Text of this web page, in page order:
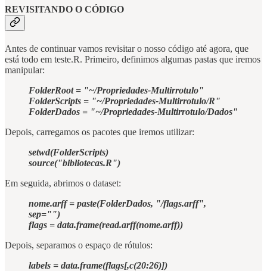
REVISITANDO O CÓDIGO
Antes de continuar vamos revisitar o nosso código até agora, que
está todo em teste.R. Primeiro, definimos algumas pastas que iremos
manipular:
FolderRoot = "~/Propriedades-Multirrotulo"
FolderScripts = "~/Propriedades-Multirrotulo/R"
FolderDados = "~/Propriedades-Multirrotulo/Dados"
Depois, carregamos os pacotes que iremos utilizar:
setwd(FolderScripts)
source("bibliotecas.R")
Em seguida, abrimos o dataset:
nome.arff = paste(FolderDados, "/flags.arff",
sep="")
flags = data.frame(read.arff(nome.arff))
Depois, separamos o espaço de rótulos:
labels = data.frame(flags[,c(20:26)])